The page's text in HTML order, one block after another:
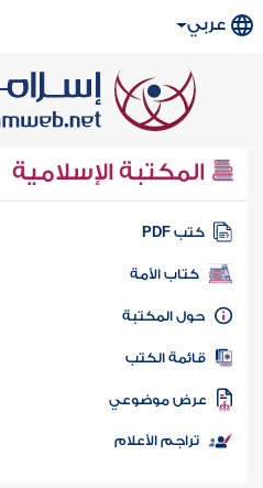
عربي
المكتبة الإسلامية
كتب PDF
كتاب الأمة
المكتبة
الكتب
موضوعي